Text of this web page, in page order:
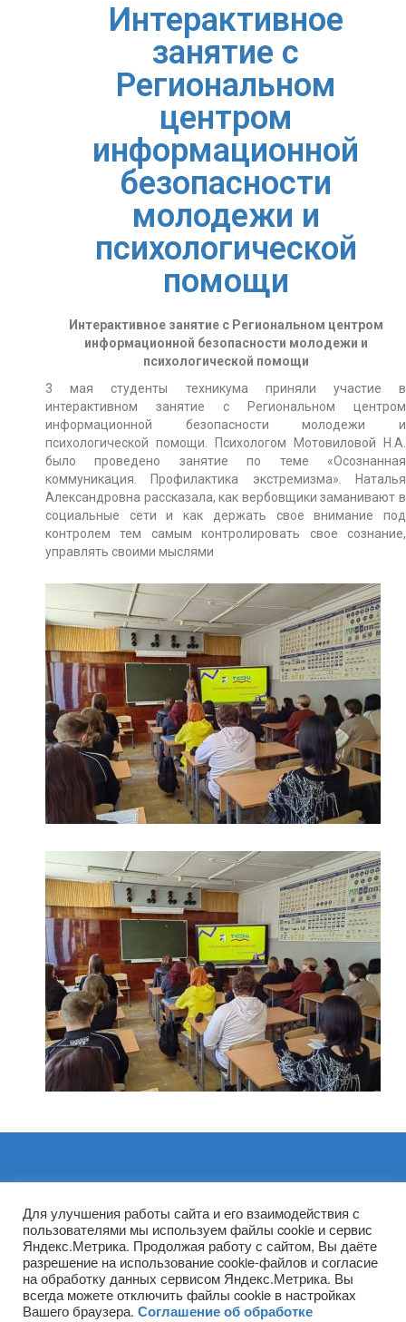
Интерактивное
занятие с
Региональном
центром
информационной
безопасности
молодежи и
психологической
помощи
Интерактивное занятие с Региональном центром
информационной безопасности молодежи и
психологической помощи
3 мая студенты техникума приняли участие в
интерактивном занятие с Региональном центром
информационной безопасности молодежи и
психологической помощи. Психологом Мотовиловой Н.А.
было проведено занятие по теме «Осознанная
коммуникация. Профилактика экстремизма». Наталья
Александровна рассказала, как вербовщики заманивают в
социальные сети и как держать свое внимание под
контролем тем самым контролировать свое сознание,
управлять своими мыслями
Архивы
Для улучшения работы сайта и его взаимодействия с
пользователями мы используем файлы cookie и сервис
Яндекс.Метрика. Продолжая работу с сайтом, Вы даёте
разрешение на использование cookie-файлов и согласие
на обработку данных сервисом Яндекс.Метрика. Вы
всегда можете отключить файлы cookie в настройках
Вашего браузера. Соглашение об обработке